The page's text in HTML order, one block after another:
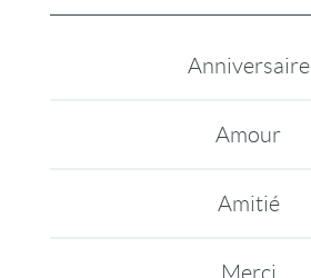
Anniversaire
Amour
Amitié
Merci